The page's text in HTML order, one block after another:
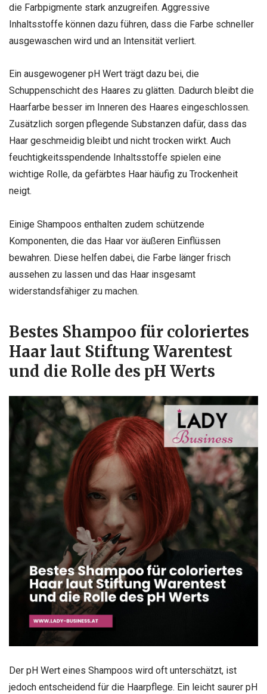
die Farbpigmente stark anzugreifen. Aggressive
Inhaltsstoffe können dazu führen, dass die Farbe schneller
ausgewaschen wird und an Intensität verliert.
Ein ausgewogener pH Wert trägt dazu bei, die
Schuppenschicht des Haares zu glätten. Dadurch bleibt die
Haarfarbe besser im Inneren des Haares eingeschlossen.
Zusätzlich sorgen pflegende Substanzen dafür, dass das
Haar geschmeidig bleibt und nicht trocken wirkt. Auch
feuchtigkeitsspendende Inhaltsstoffe spielen eine
wichtige Rolle, da gefärbtes Haar häufig zu Trockenheit
neigt.
Einige Shampoos enthalten zudem schützende
Komponenten, die das Haar vor äußeren Einflüssen
bewahren. Diese helfen dabei, die Farbe länger frisch
aussehen zu lassen und das Haar insgesamt
widerstandsfähiger zu machen.
Bestes Shampoo für coloriertes
Haar laut Stiftung Warentest
und die Rolle des pH Werts
Der pH Wert eines Shampoos wird oft unterschätzt, ist
jedoch entscheidend für die Haarpflege. Ein leicht saurer pH